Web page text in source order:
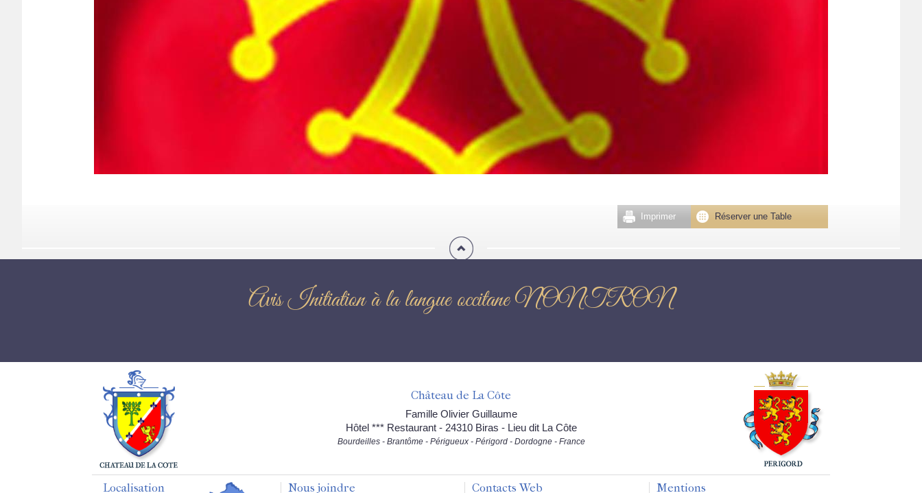
Réserver une Table
Imprimer
Avis Initiation à la langue occitane NONTRON
Château de La Côte
Famille Olivier Guillaume
Hôtel *** Restaurant - 24310 Biras - Lieu dit La Côte
Bourdeilles - Brantôme - Périgueux - Périgord - Dordogne - France
Localisation Nous joindre Contacts Web Mentions